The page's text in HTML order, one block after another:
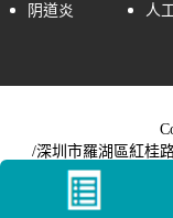
阴道炎 人
/深圳市羅湖區紅桂